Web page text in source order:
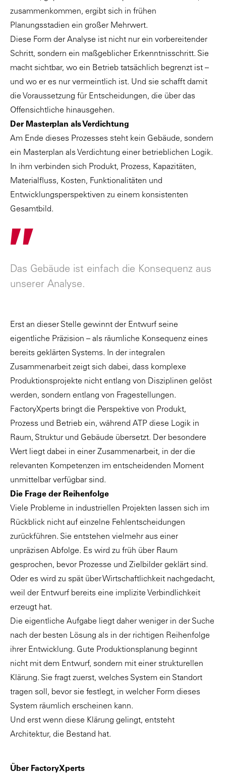
zusammenkommen, ergibt sich in frühen
Planungsstadien ein großer Mehrwert.
Diese Form der Analyse ist nicht nur ein vorbereitender
Schritt, sondern ein maßgeblicher Erkenntnisschritt. Sie
macht sichtbar, wo ein Betrieb tatsächlich begrenzt ist –
und wo er es nur vermeintlich ist. Und sie schafft damit
die Voraussetzung für Entscheidungen, die über das
Offensichtliche hinausgehen.
Der Masterplan als Verdichtung
Am Ende dieses Prozesses steht kein Gebäude, sondern
ein Masterplan als Verdichtung einer betrieblichen Logik.
In ihm verbinden sich Produkt, Prozess, Kapazitäten,
Materialfluss, Kosten, Funktionalitäten und
Entwicklungsperspektiven zu einem konsistenten
Gesamtbild.
Das Gebäude ist einfach die Konsequenz aus
unserer Analyse.
Erst an dieser Stelle gewinnt der Entwurf seine
eigentliche Präzision – als räumliche Konsequenz eines
bereits geklärten Systems. In der integralen
Zusammenarbeit zeigt sich dabei, dass komplexe
Produktionsprojekte nicht entlang von Disziplinen gelöst
werden, sondern entlang von Fragestellungen.
FactoryXperts bringt die Perspektive von Produkt,
Prozess und Betrieb ein, während ATP diese Logik in
Raum, Struktur und Gebäude übersetzt. Der besondere
Wert liegt dabei in einer Zusammenarbeit, in der die
relevanten Kompetenzen im entscheidenden Moment
unmittelbar verfügbar sind.
Die Frage der Reihenfolge
Viele Probleme in industriellen Projekten lassen sich im
Rückblick nicht auf einzelne Fehlentscheidungen
zurückführen. Sie entstehen vielmehr aus einer
unpräzisen Abfolge. Es wird zu früh über Raum
gesprochen, bevor Prozesse und Zielbilder geklärt sind.
Oder es wird zu spät über Wirtschaftlichkeit nachgedacht,
weil der Entwurf bereits eine implizite Verbindlichkeit
erzeugt hat.
Die eigentliche Aufgabe liegt daher weniger in der Suche
nach der besten Lösung als in der richtigen Reihenfolge
ihrer Entwicklung. Gute Produktionsplanung beginnt
nicht mit dem Entwurf, sondern mit einer strukturellen
Klärung. Sie fragt zuerst, welches System ein Standort
tragen soll, bevor sie festlegt, in welcher Form dieses
System räumlich erscheinen kann.
Und erst wenn diese Klärung gelingt, entsteht
Architektur, die Bestand hat.
Über FactoryXperts